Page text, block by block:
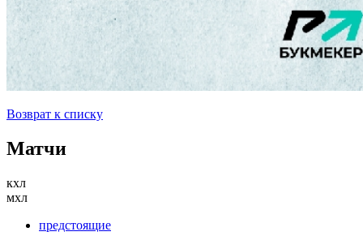
Возврат к списку
Матчи
кхл
мхл
предстоящие